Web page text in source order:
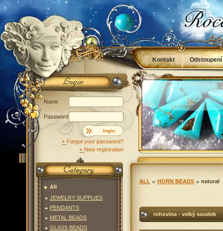
ALL HORN BEADS natural
rohovina - velký soudek
All
JEWELRY SUPPLIES
PENDANTS
METAL BEADS
GLASS BEADS
Kontakt
Obchodní podmínky
Name
Password
login
Forgot your password?
New registration